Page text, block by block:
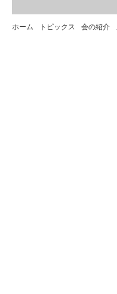
ホーム トピックス 会の紹介